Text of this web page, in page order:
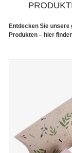
Entdecken Sie
Produkten – hier